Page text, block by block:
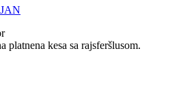
platnena kesa sa rajsferšlusom.